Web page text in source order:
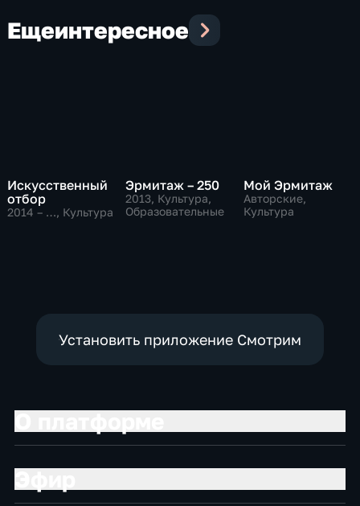
Ещеинтересное
Искусственный
отбор
2014 – …, Культура
Эрмитаж – 250
2013, Культура,
Образовательные
Мой Эрмитаж
Авторские,
Культура
Установить приложение Смотрим